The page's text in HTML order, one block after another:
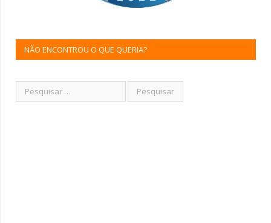
NÃO ENCONTROU O QUE QUERIA?